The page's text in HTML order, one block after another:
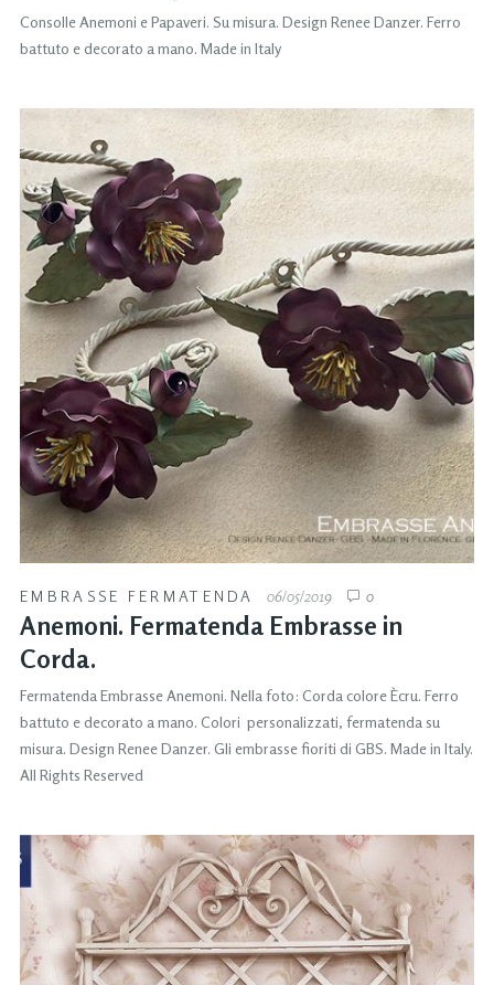
Consolle Anemoni e Papaveri. Su misura. Design Renee Danzer. Ferro
battuto e decorato a mano. Made in Italy
EMBRASSE FERMATENDA 06/05/2019 0
Anemoni. Fermatenda Embrasse in
Corda.
Fermatenda Embrasse Anemoni. Nella foto: Corda colore Ècru. Ferro
battuto e decorato a mano. Colori personalizzati, fermatenda su
misura. Design Renee Danzer. Gli embrasse fioriti di GBS. Made in Italy.
All Rights Reserved